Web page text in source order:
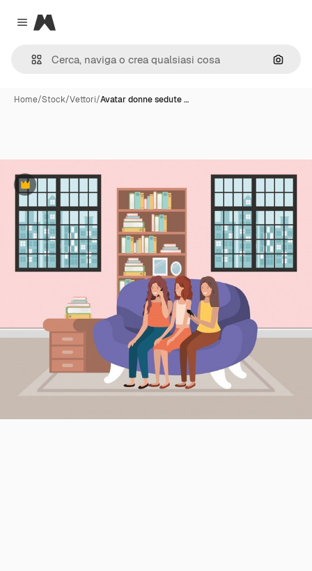
Close menu
Magnific
Cerca
Home/Stock/Vettori/Avatar donne sedute …
Premium